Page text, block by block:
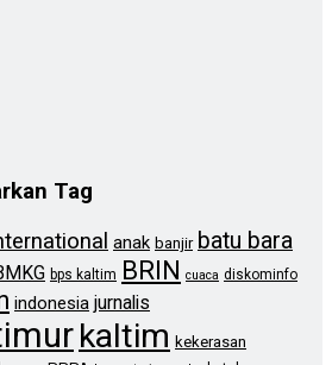
Tag
anak banjir batu bara
bps kaltim BRIN cuaca diskominfo
indonesia jurnalis
kaltim kekerasan